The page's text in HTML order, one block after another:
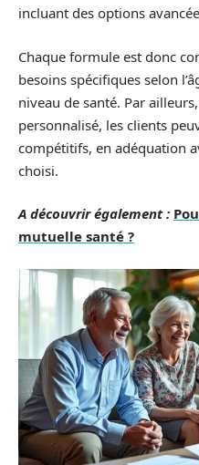
incluant des options
Chaque formule est donc
besoins spécifiques selon
niveau de santé. Par
personnalisé, les clients
compétitifs, en adéquation
choisi.
A découvrir également :
mutuelle santé ?